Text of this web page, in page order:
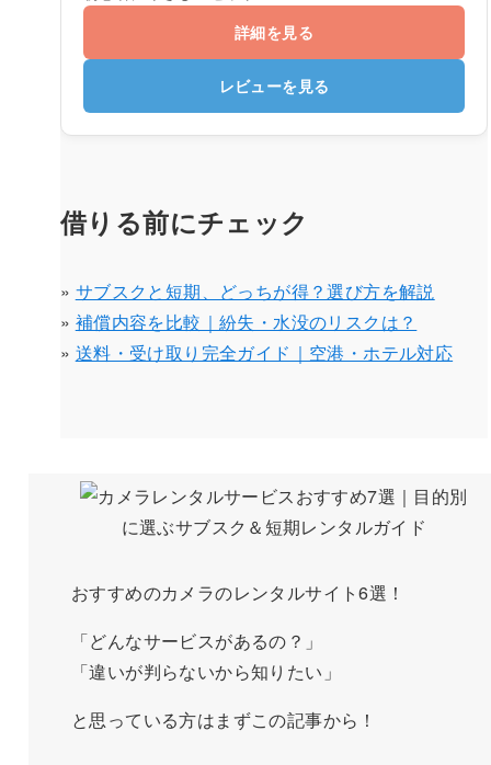
詳細を見る
レビューを見る
借りる前にチェック
» サブスクと短期、どっちが得？選び方を解説
» 補償内容を比較｜紛失・水没のリスクは？
» 送料・受け取り完全ガイド｜空港・ホテル対応
おすすめのカメラのレンタルサイト6選！
「どんなサービスがあるの？」
「違いが判らないから知りたい」
と思っている方はまずこの記事から！